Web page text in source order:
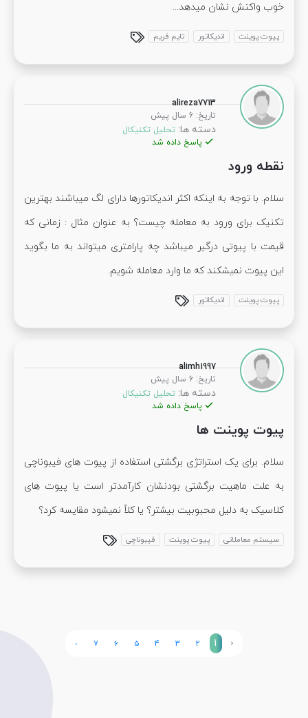
خوب واکنش نشان میدهد...
پیوت پوینت اندیکاتور تایم فریم
alireza7713
تاریخ: 6 سال پیش
دسته ها: تحلیل تکنیکال
پاسخ داده شد
نقطه ورود
سلام. با توجه به اینکه اکثر اندیکاتورها دارای لگ میباشند بهترین
تکنیک برای ورود به معامله چیست؟ به عنوان مثال : زمانی که
قیمت با پیوتی درگیر میباشد چه پارامتری میتواند به ما بگوید
این پیوت نمیشکند که ما وارد معامله شویم.
پیوت پوینت اندیکاتور
alimh1997
تاریخ: 6 سال پیش
دسته ها: تحلیل تکنیکال
پاسخ داده شد
پیوت پوینت ها
سلام. برای یک استراتژی برگشتی استفاده از پیوت های فیبوناچی
به علت ماهیت برگشتی بودنشان کارآمدتر است یا پیوت های
کلاسیک به دلیل محبوبیت بیشتر؟ یا کلاً نمیشود مقایسه کرد؟
سیستم معاملاتی پیوت پوینت فیبوناچی
‹
1
2
3
4
5
6
7
›